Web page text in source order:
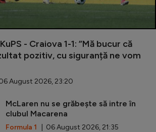
- Craiova 1-1: ”Mă bucur că
pozitiv, cu siguranță ne vom
August 2026, 23:20
McLaren nu se grăbește să intre în
clubul Macarena
Formula 1 | 06 August 2026, 21:35